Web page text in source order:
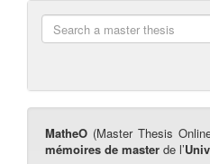
MatheO (Master Thesis
mémoires de master de l’